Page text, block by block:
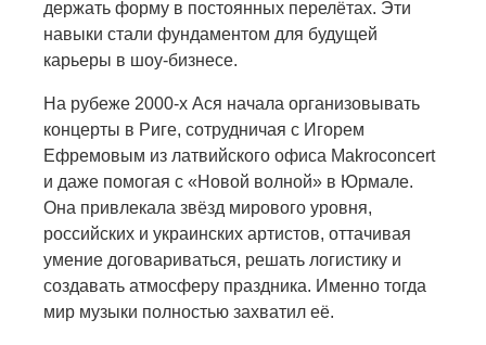
держать форму в постоянных перелётах. Эти
навыки стали фундаментом для будущей
карьеры в шоу-бизнесе.
На рубеже 2000-х Ася начала организовывать
концерты в Риге, сотрудничая с Игорем
Ефремовым из латвийского офиса Makroconcert
и даже помогая с «Новой волной» в Юрмале.
Она привлекала звёзд мирового уровня,
российских и украинских артистов, оттачивая
умение договариваться, решать логистику и
создавать атмосферу праздника. Именно тогда
мир музыки полностью захватил её.